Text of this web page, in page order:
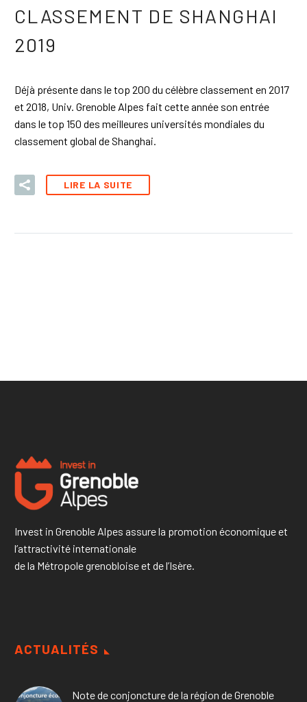
CLASSEMENT DE SHANGHAI
2019
Déjà présente dans le top 200 du célèbre classement en 2017
et 2018, Univ. Grenoble Alpes fait cette année son entrée
dans le top 150 des meilleures universités mondiales du
classement global de Shanghai.
LIRE LA SUITE
Invest in Grenoble Alpes assure la promotion économique et
l’attractivité internationale
de la Métropole grenobloise et de l’Isère.
ACTUALITÉS
Note de conjoncture de la région de Grenoble